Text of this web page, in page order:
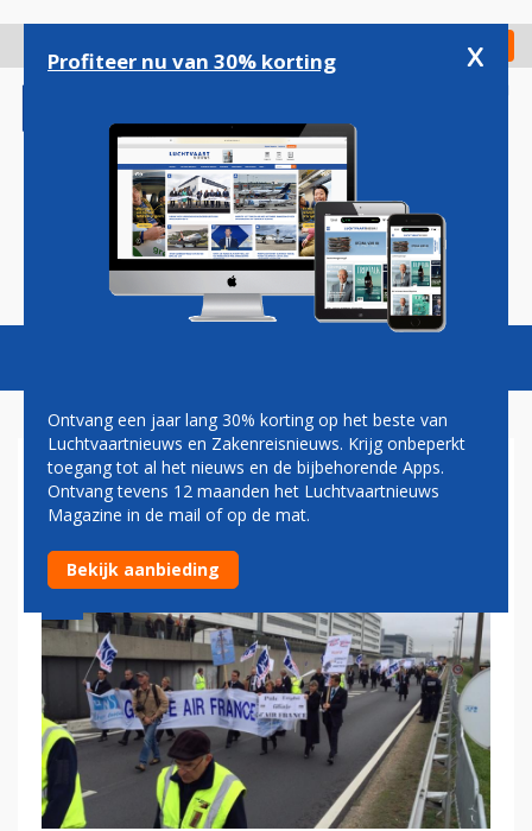
gaan
Check in
Magazine Podcasts Vacatures
VLIEGEND PERSONEEL AIR
FRANCE GAAT STAKEN
Profiteer nu van 30% korting x
Ontvang een jaar lang 30% korting op het beste van
Luchtvaartnieuws en Zakenreisnieuws. Krijg onbeperkt
toegang tot al het nieuws en de bijbehorende Apps.
Ontvang tevens 12 maanden het Luchtvaartnieuws
Magazine in de mail of op de mat.
Bekijk aanbieding